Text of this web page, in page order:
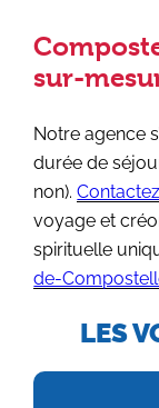
sur-
Notre agence
durée de
non).
voyage et
spirituelle
de-
LES